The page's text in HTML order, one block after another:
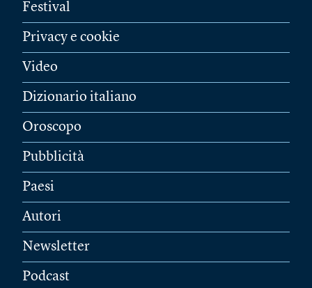
Festival
Privacy e cookie
Video
Dizionario italiano
Oroscopo
Pubblicità
Paesi
Autori
Newsletter
Podcast